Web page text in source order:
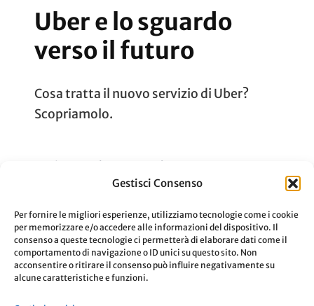
Gestisci Consenso
Per fornire le migliori esperienze, utilizziamo tecnologie come i cookie
per memorizzare e/o accedere alle informazioni del dispositivo. Il
consenso a queste tecnologie ci permetterà di elaborare dati come il
comportamento di navigazione o ID unici su questo sito. Non
acconsentire o ritirare il consenso può influire negativamente su
alcune caratteristiche e funzioni.
Uber e lo sguardo
verso il futuro
Cosa tratta il nuovo servizio di Uber?
Scopriamolo.
Aggiornato Il
24 Settembre 2019
Uber
E
Lo
Sguardo